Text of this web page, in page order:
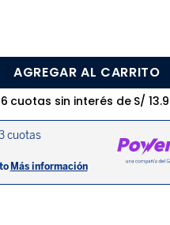
AGREGAR AL CARRITO
6 cuotas sin interés de S/ 13.